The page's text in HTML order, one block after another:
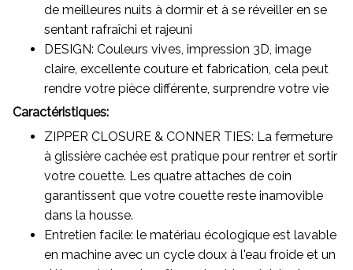
de meilleures nuits à dormir et à se réveiller en se
sentant rafraîchi et rajeuni
DESIGN: Couleurs vives, impression 3D, image
claire, excellente couture et fabrication, cela peut
rendre votre pièce différente, surprendre votre vie
Caractéristiques:
ZIPPER CLOSURE & CONNER TIES: La fermeture
à glissière cachée est pratique pour rentrer et sortir
votre couette. Les quatre attaches de coin
garantissent que votre couette reste inamovible
dans la housse.
Entretien facile: le matériau écologique est lavable
en machine avec un cycle doux à l'eau froide et un